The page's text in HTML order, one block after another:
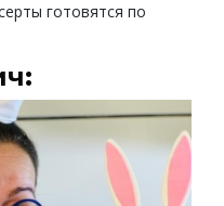
готовятся по